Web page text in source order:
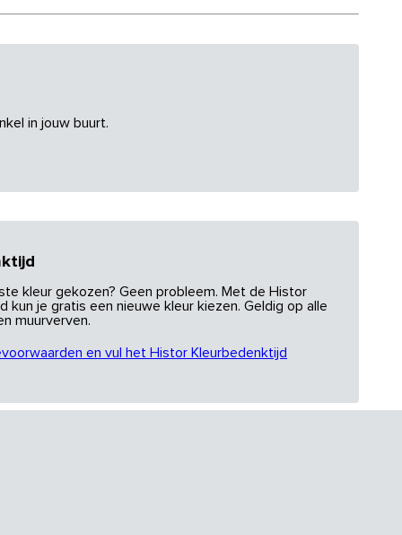
in jouw buurt.
kleur gekozen? Geen probleem. Met de Histor
kun je gratis een nieuwe kleur kiezen. Geldig op alle
muurverven.
en vul het Histor Kleurbedenktijd